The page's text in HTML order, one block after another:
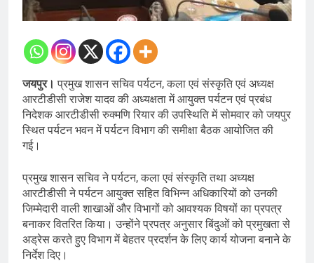
जयपुर।प्रमुख शासन सचिव पर्यटन, कला एवं संस्कृति एवं अध्यक्ष
आरटीडीसी राजेश यादव की अध्यक्षता में आयुक्त पर्यटन एवं प्रबंध
निदेशक आरटीडीसी रुक्मणि रियार की उपस्थिति में सोमवार को जयपुर
स्थित पर्यटन भवन में पर्यटन विभाग की समीक्षा बैठक आयोजित की
गई।
प्रमुख शासन सचिव ने पर्यटन, कला एवं संस्कृति तथा अध्यक्ष
आरटीडीसी ने पर्यटन आयुक्त सहित विभिन्न अधिकारियों को उनकी
जिम्मेदारी वाली शाखाओं और विभागों को आवश्यक विषयों का प्रपत्र
बनाकर वितरित किया। उन्होंने प्रपत्र अनुसार बिंदुओं को प्रमुखता से
अड्रेस करते हुए विभाग में बेहतर प्रदर्शन के लिए कार्य योजना बनाने के
निर्देश दिए।